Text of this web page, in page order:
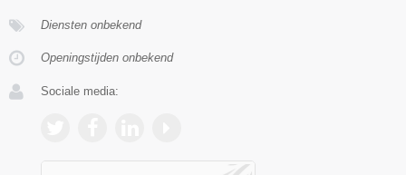
Diensten onbekend
Openingstijden onbekend
Sociale media: